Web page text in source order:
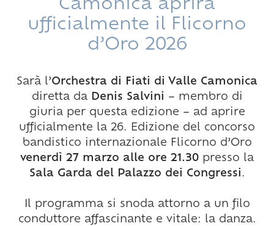
Camonica aprirà
ufficialmente il Flicorno
d’Oro 2026
Sarà l’Orchestra di Fiati di Valle Camonica
diretta da Denis Salvini – membro di
giuria per questa edizione – ad aprire
ufficialmente la 26. Edizione del concorso
bandistico internazionale Flicorno d’Oro
venerdì 27 marzo alle ore 21.30 presso la
Sala Garda del Palazzo dei Congressi .
Il programma si snoda attorno a un filo
conduttore affascinante e vitale: la danza.